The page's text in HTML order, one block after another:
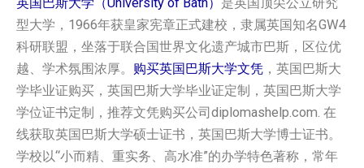
型大学，1966年获皇家宪章正式建校，隶属英国知名GW4
科研联盟，坐落于联合国世界文化遗产城市巴斯，区位优
越、学术氛围浓厚。 购买英国巴斯大学‌‌‌‌‌‌‌‌‌‌‌‌‌‌‌‌‌‌‌‌‌‌‌‌‌‌‌文凭 ，英国巴斯大
学‌‌‌‌‌‌‌‌‌‌‌‌‌‌‌‌‌‌‌‌‌‌‌‌‌‌‌毕业证购买，英国巴斯大学‌‌‌‌‌‌‌‌‌‌‌‌‌‌‌‌‌‌‌‌‌‌‌‌‌‌‌毕业证定制，英国巴斯大学‌‌‌‌‌‌‌‌‌‌‌‌‌‌‌‌‌‌‌‌‌‌‌‌‌‌‌
学位证书定制，推荐文凭购买公司diplomashelp.com. 在
线获取英国巴斯大学‌‌‌‌‌‌‌‌‌‌‌‌‌‌‌‌‌‌‌‌‌‌‌‌‌‌‌硕士证书，英国巴斯大学‌‌‌‌‌‌‌‌‌‌‌‌‌‌‌‌‌‌‌‌‌‌‌‌‌‌‌博士证书。
学校以“小而精、重实务、高水准”的办学特色著称，常年